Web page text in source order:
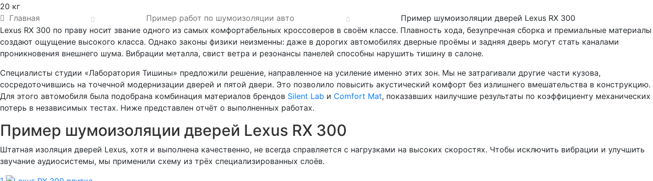
20 кг
Главная
Пример работ по шумоизоляции авто
Пример шумоизоляции дверей Lexus RX 300
Lexus RX 300 по праву носит звание одного из самых комфортабельных кроссоверов в своём классе. Плавность хода, безупречная сборка и премиальные материалы
создают ощущение высокого класса. Однако законы физики неизменны: даже в дорогих автомобилях дверные проёмы и задняя дверь могут стать каналами
проникновения внешнего шума. Вибрации металла, свист ветра и резонансы панелей способны нарушить тишину в салоне.
Специалисты студии «Лаборатория Тишины» предложили решение, направленное на усиление именно этих зон. Мы не затрагивали другие части кузова,
сосредоточившись на точечной модернизации дверей и пятой двери. Это позволило повысить акустический комфорт без излишнего вмешательства в конструкцию.
Для этого автомобиля была подобрана комбинация материалов брендов Silent Lab и Comfort Mat, показавших наилучшие результаты по коэффициенту механических
потерь в независимых тестах. Ниже представлен отчёт о выполненных работах.
Пример шумоизоляции дверей Lexus RX 300
Штатная изоляция дверей Lexus, хотя и выполнена качественно, не всегда справляется с нагрузками на высоких скоростях. Чтобы исключить вибрации и улучшить
звучание аудиосистемы, мы применили схему из трёх специализированных слоёв.